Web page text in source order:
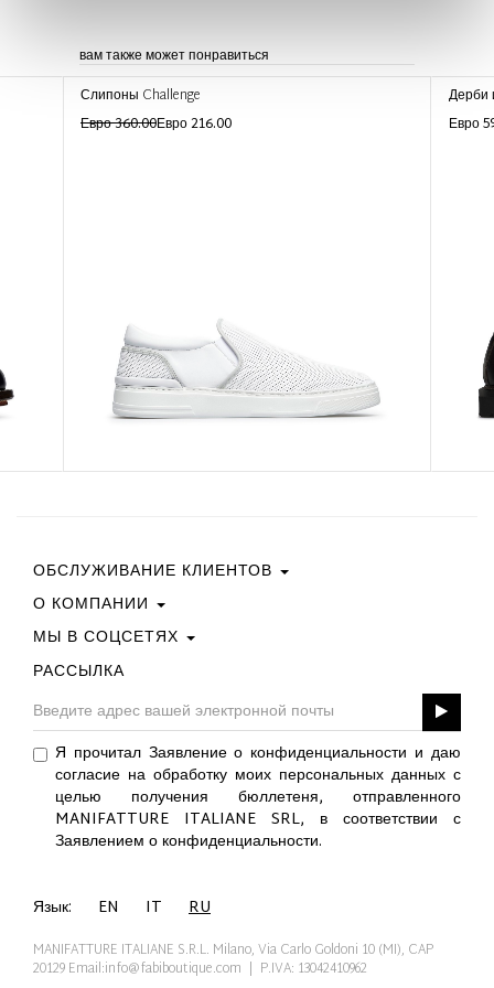
вам также может понравиться
Слипоны Challenge
Евро 360.00Евро 216.00
Дерби
Евро
ОБСЛУЖИВАНИЕ КЛИЕНТОВ
Свяжитесь С Нами
Условия Покупки
Руководство По Выбору Размера
О КОМПАНИИ
Политика Конфиденциальности
Политика В Отношении Файлов Cookie
GPSR
МЫ В СОЦСЕТЯХ
Facebook
Instagram
Pinterest
Twitter
YouTube
LinkedIn
РАССЫЛКА
Я прочитал Заявление о конфиденциальности и даю
согласие на обработку моих персональных данных с
целью получения бюллетеня, отправленного
MANIFATTURE ITALIANE SRL, в соответствии с
Заявлением о конфиденциальности.
Язык: EN IT RU
MANIFATTURE ITALIANE S.R.L. Milano, Via Carlo Goldoni 10 (MI), CAP
20129Email:info@fabiboutique.com | P.IVA: 13042410962